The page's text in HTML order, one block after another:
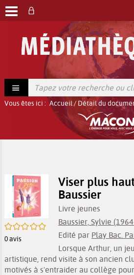
Vous êtes ici : Accueil/ Détail du
/5
0avis
Viser plus
Baussier
Livre jeunes
Baussier, Sylvie
Edité par Play Bac.
Lorsque Arthur, un
artistique, rend visite à son ancien
motivés à s'entraider au collège